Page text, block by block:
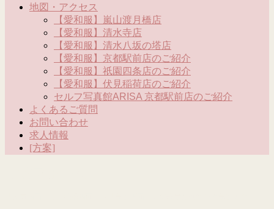
地図・アクセス
【愛和服】嵐山渡月橋店
【愛和服】清水寺店
【愛和服】清水八坂の塔店
【愛和服】京都駅前店のご紹介
【愛和服】祇園四条店のご紹介
【愛和服】伏見稲荷店のご紹介
セルフ写真館ARISA 京都駅前店のご紹介
よくあるご質問
お問い合わせ
求人情報
[方案]